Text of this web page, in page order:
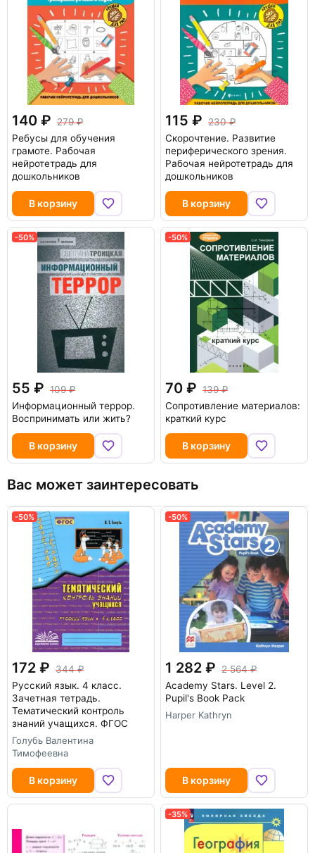
140
279
Ребусы для обучения
грамоте. Рабочая
нейротетрадь для
дошкольников
В корзину
115
230
Скорочтение. Развитие
периферического зрения.
Рабочая нейротетрадь для
дошкольников
В корзину
-50%
55
109
Информационный террор.
Воспринимать или жить?
В корзину
-50%
70
139
Сопротивление материалов:
краткий курс
В корзину
Вас может заинтересовать
-50%
172
344
Русский язык. 4 класс.
Зачетная тетрадь.
Тематический контроль
знаний учащихся. ФГОС
Голубь Валентина
Тимофеевна
В корзину
-50%
1 282
2 564
Academy Stars. Level 2.
Pupil's Book Pack
Harper Kathryn
В корзину
-35%